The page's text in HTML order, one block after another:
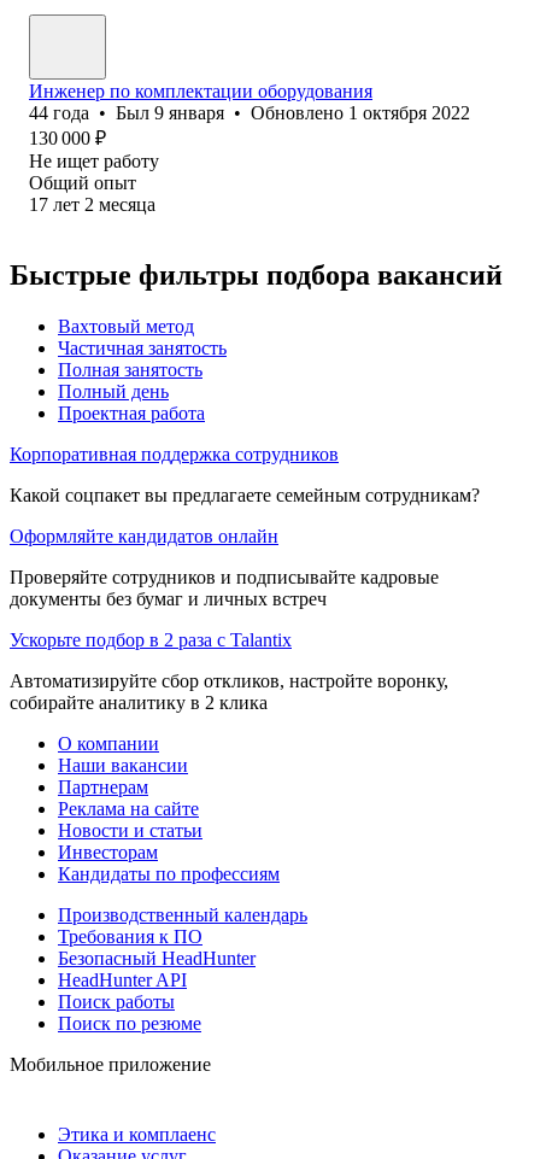
Инженер по комплектации оборудования
44 года • Был 9 января • Обновлено 1 октября 2022
130 000 ₽
Не ищет работу
Общий опыт
17 лет 2 месяца
Быстрые фильтры подбора вакансий
Вахтовый метод
Частичная занятость
Полная занятость
Полный день
Проектная работа
Корпоративная поддержка сотрудников
Какой соцпакет вы предлагаете семейным сотрудникам?
Оформляйте кандидатов онлайн
Проверяйте сотрудников и подписывайте кадровые
документы без бумаг и личных встреч
Ускорьте подбор в 2 раза с Talantix
Автоматизируйте сбор откликов, настройте воронку,
собирайте аналитику в 2 клика
О компании
Наши вакансии
Партнерам
Реклама на сайте
Новости и статьи
Инвесторам
Кандидаты по профессиям
Производственный календарь
Требования к ПО
Безопасный HeadHunter
HeadHunter API
Поиск работы
Поиск по резюме
Мобильное приложение
Этика и комплаенс